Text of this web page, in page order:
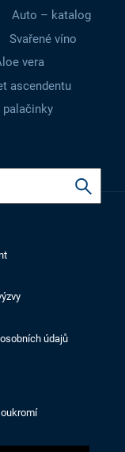
Auto – katalog
Svařené víno
vera
ascendentu
údajů